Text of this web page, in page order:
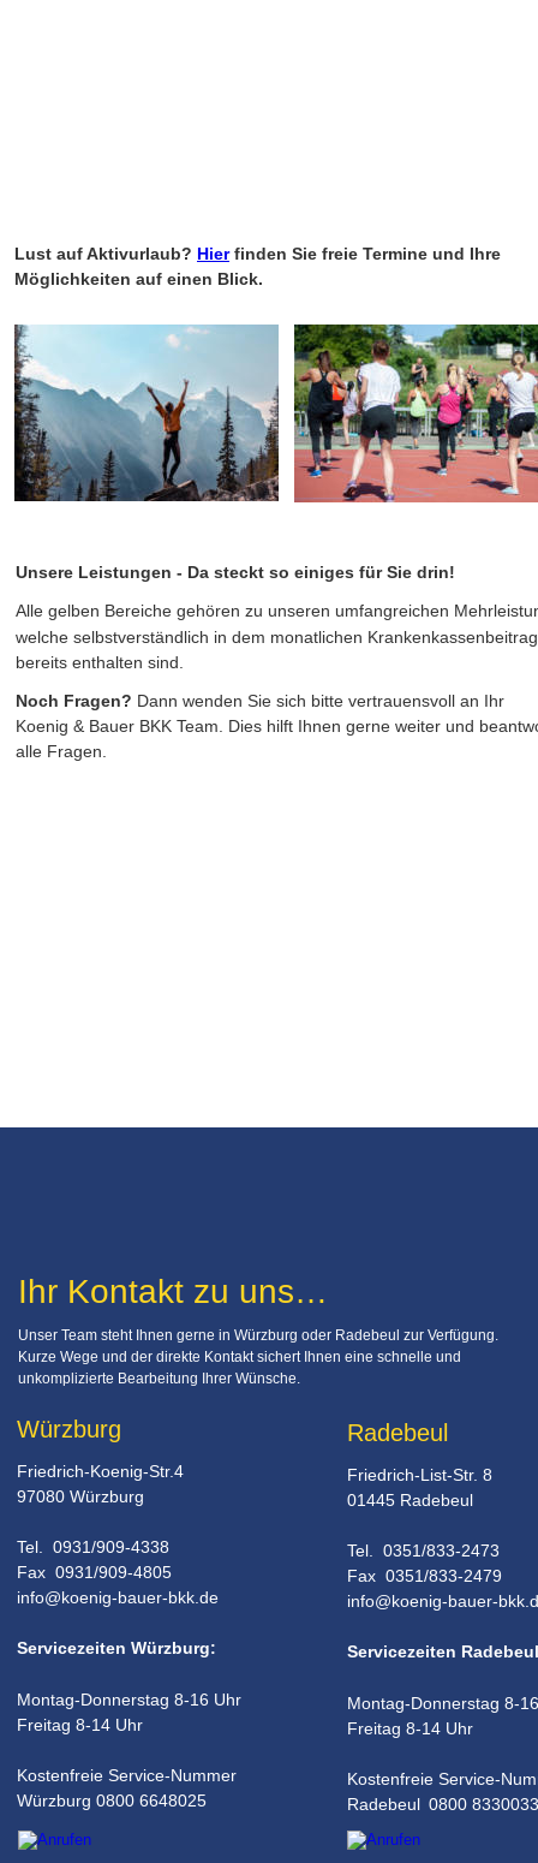
Lust auf Aktivurlaub? Hier finden Sie freie Termine und Ihre
Möglichkeiten auf einen Blick.
Unsere Leistungen - Da steckt so einiges für Sie drin!
Alle gelben Bereiche gehören zu unseren umfangreichen
welche selbstverständlich in dem monatlichen
bereits enthalten sind.
Noch Fragen? Dann wenden Sie sich bitte vertrauensvoll an Ihr
Koenig & Bauer BKK Team. Dies hilft Ihnen gerne weiter und
alle Fragen.
Würzburg
Friedrich-Koenig-Str.4
97080 Würzburg
Tel.  0931/909-4338
Fax  0931/909-4805
info@koenig-bauer-bkk.de
Servicezeiten Würzburg:
Montag-Donnerstag 8-16 Uhr
Freitag 8-14 Uhr
Kostenfreie Service-Nummer
Würzburg 0800 6648025
Radebeul
Friedrich-List-Str. 8
01445 Radebeul
Tel.  0351/833-2473
Fax  0351/833-2479
info@koenig-bauer-
Servicezeiten
Montag-Donnerstag 8-
Freitag 8-14 Uhr
Kostenfreie Service-
Radebeul 0800 8330033
Ihr Kontakt zu uns…
Unser Team steht Ihnen gerne in Würzburg oder Radebeul zur Verfügung.
Kurze Wege und der direkte Kontakt sichert Ihnen eine schnelle und
unkomplizierte Bearbeitung Ihrer Wünsche.